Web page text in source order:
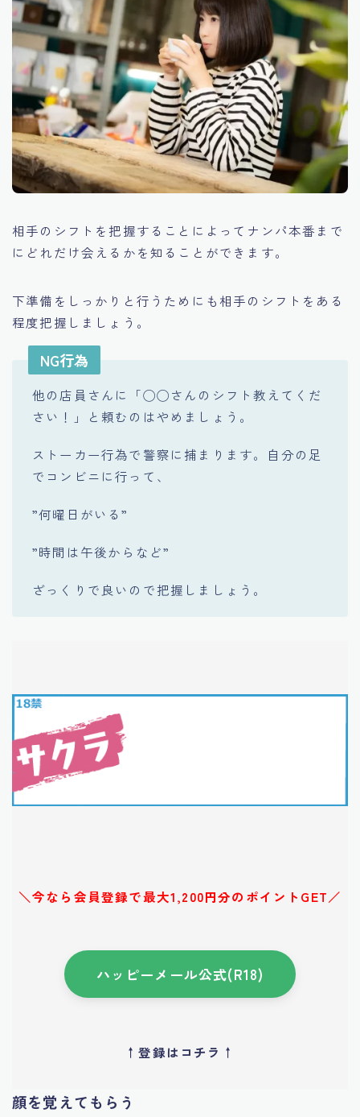
相手のシフトを把握することによってナンパ本番まで
にどれだけ会えるかを知ることができます。
下準備をしっかりと行うためにも相手のシフトをある
程度把握しましょう。
NG行為
他の店員さんに「◯◯さんのシフト教えてくだ
さい！」と頼むのはやめましょう。
ストーカー行為で警察に捕まります。自分の足
でコンビニに行って、
”何曜日がいる”
”時間は午後からなど”
ざっくりで良いので把握しましょう。
＼今なら会員登録で最大1,200円分のポイントGET／
ハッピーメール公式(R18)
↑登録はコチラ↑
顔を覚えてもらう